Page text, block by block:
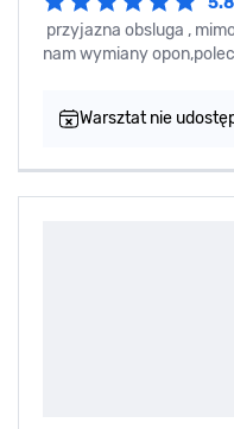
przyjazna obsluga ,
nam wymiany
Warsztat nie